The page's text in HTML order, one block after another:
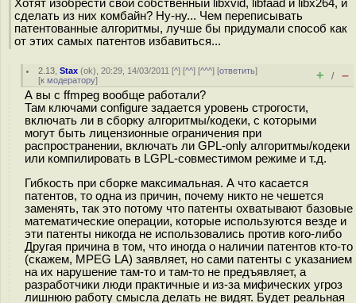
Хотят изобрести свой собственный libxvid, libfaad и libx264, и
сделать из них комбайн? Ну-ну... Чем переписывать
патентованные алгоритмы, лучше бы придумали способ как
от этих самых патентов избавиться...
2.13 ,Stax (ok), 20:29, 14/03/2011 [^] [^^] [^^^] [ответить]
[к модератору] + / –
А вы с ffmpeg вообще работали?
Там ключами configure задается уровень строгости,
включать ли в сборку алгоритмы/кодеки, с которыми
могут быть лицензионные ограничения при
распространении, включать ли GPL-only алгоритмы/кодеки
или компилировать в LGPL-совместимом режиме и т.д.
Гибкость при сборке максимальная. А что касается
патентов, то одна из причин, почему никто не чешется
заменять, так это потому что патенты охватывают базовые
математические операции, которые используются везде и
эти патенты никогда не использовались против кого-либо
Другая причина в том, что иногда о наличии патентов кто-то
(скажем, MPEG LA) заявляет, но сами патенты с указанием
на их нарушение там-то и там-то не предъявляет, а
разработчики люди практичные и из-за мифических угроз
лишнюю работу смысла делать не видят. Будет реальная